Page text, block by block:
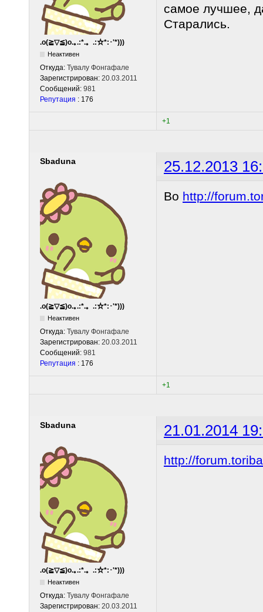
.o(≧▽≦)o.｡.:*.。.:☆*:･'*)))
Неактивен
Откуда: Тувалу Фонгафале
Зарегистрирован: 20.03.2011
Сообщений: 981
Репутация : 176
самое лучшее,
Старались.
+1
Sbaduna 25.12.2013
.o(≧▽≦)o.｡.:*.。.:☆*:･'*)))
Неактивен
Откуда: Тувалу Фонгафале
Зарегистрирован: 20.03.2011
Сообщений: 981
Репутация : 176
Во http://
+1
Sbaduna 21.01.2014
.o(≧▽≦)o.｡.:*.。.:☆*:･'*)))
Неактивен
Откуда: Тувалу Фонгафале
Зарегистрирован: 20.03.2011
http://